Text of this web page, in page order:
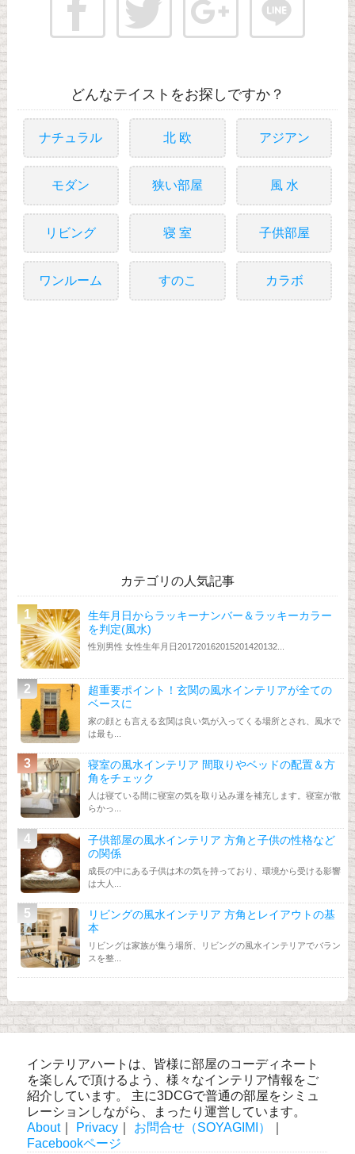
どんなテイストをお探しですか？
ナチュラル 北 欧 アジアン
モダン 狭い部屋 風 水
リビング 寝 室 子供部屋
ワンルーム すのこ カラボ
カテゴリの人気記事
生年月日からラッキーナンバー＆ラッキーカラー
を判定(風水)
性別男性 女性生年月日201720162015201420132...
超重要ポイント！玄関の風水インテリアが全ての
ベースに
家の顔とも言える玄関は良い気が入ってくる場所とされ、風水で
は最も...
寝室の風水インテリア 間取りやベッドの配置＆方
角をチェック
人は寝ている間に寝室の気を取り込み運を補充します。寝室が散
らかっ...
子供部屋の風水インテリア 方角と子供の性格など
の関係
成長の中にある子供は木の気を持っており、環境から受ける影響
は大人...
リビングの風水インテリア 方角とレイアウトの基
本
リビングは家族が集う場所、リビングの風水インテリアでバラン
スを整...
インテリアハートは、皆様に部屋のコーディネート
を楽しんで頂けるよう、様々なインテリア情報をご
紹介しています。 主に3DCGで普通の部屋をシミュ
レーションしながら、まったり運営しています。
About｜ Privacy お問合せ（SOYAGIMI）
Facebookページ